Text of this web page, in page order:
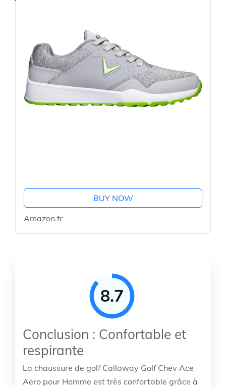
BUY NOW
Amazon.fr
8.7
Conclusion : Confortable et
respirante
La chaussure de golf Callaway Golf Chev Ace
Aero pour Homme est très confortable grâce à